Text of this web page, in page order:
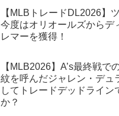
【MLBトレードDL2026】
今度はオリオールズからデ
レマーを獲得！
【MLB2026】A’s最終戦で
紋を呼んだジャレン・デュ
してトレードデッドライン
か？